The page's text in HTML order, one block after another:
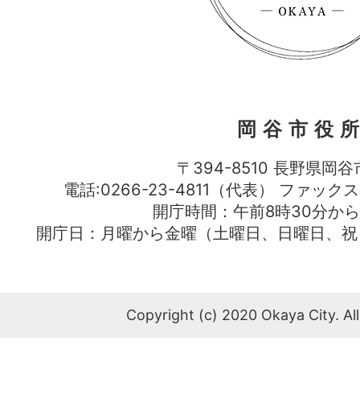
岡谷市役
〒394-8510 長野県岡谷
電話:0266-23-4811（代表） ファッ
開庁時間：午前8時30分か
開庁日：月曜から金曜（土曜日、日曜日、
Copyright (c) 2020 Okaya City.